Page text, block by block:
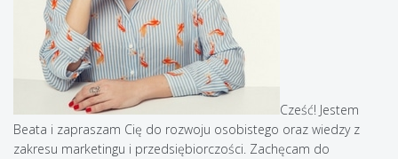
Cześć! Jestem
Beata i zapraszam Cię do rozwoju osobistego oraz wiedzy z
zakresu marketingu i przedsiębiorczości. Zachęcam do